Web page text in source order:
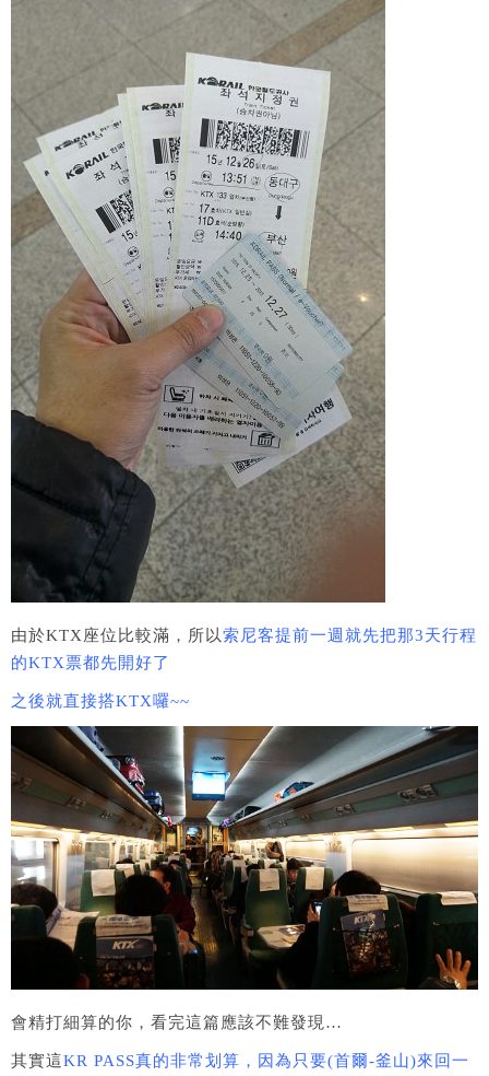
由於KTX座位比較滿，所以索尼客提前一週就先把那3天行程
的KTX票都先開好了
之後就直接搭KTX囉~~
會精打細算的你，看完這篇應該不難發現…
其實這KR PASS真的非常划算，因為只要(首爾-釜山)來回一